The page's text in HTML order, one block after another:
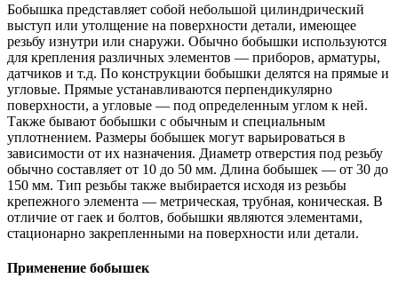
Бобышка представляет собой небольшой цилиндрический
выступ или утолщение на поверхности детали, имеющее
резьбу изнутри или снаружи. Обычно бобышки используются
для крепления различных элементов — приборов, арматуры,
датчиков и т.д. По конструкции бобышки делятся на прямые и
угловые. Прямые устанавливаются перпендикулярно
поверхности, а угловые — под определенным углом к ней.
Также бывают бобышки с обычным и специальным
уплотнением. Размеры бобышек могут варьироваться в
зависимости от их назначения. Диаметр отверстия под резьбу
обычно составляет от 10 до 50 мм. Длина бобышек — от 30 до
150 мм. Тип резьбы также выбирается исходя из резьбы
крепежного элемента — метрическая, трубная, коническая. В
отличие от гаек и болтов, бобышки являются элементами,
стационарно закрепленными на поверхности или детали.
Применение бобышек